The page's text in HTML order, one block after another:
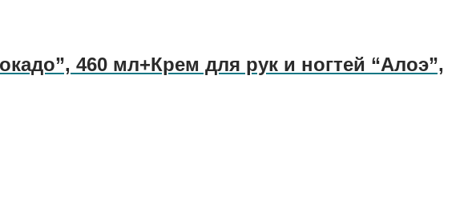
460 мл+Крем для рук и ногтей “Алоэ”,